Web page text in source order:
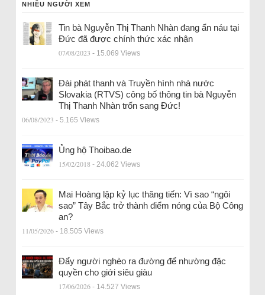
NHIỀU NGƯỜI XEM
Tin bà Nguyễn Thị Thanh Nhàn đang ẩn náu tại
Đức đã được chính thức xác nhận
07/08/2023 - 15.069 Views
Đài phát thanh và Truyền hình nhà nước
Slovakia (RTVS) công bố thông tin bà Nguyễn
Thị Thanh Nhàn trốn sang Đức!
06/08/2023 - 5.165 Views
Ủng hộ Thoibao.de
15/02/2018 - 24.062 Views
Mai Hoàng lập kỷ lục thăng tiến: Vì sao “ngôi
sao” Tây Bắc trở thành điểm nóng của Bộ Công
an?
11/05/2026 - 18.505 Views
Đẩy người nghèo ra đường để nhường đặc
quyền cho giới siêu giàu
17/06/2026 - 14.527 Views